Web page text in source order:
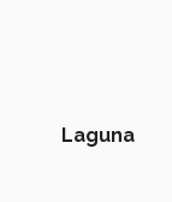
Laguna